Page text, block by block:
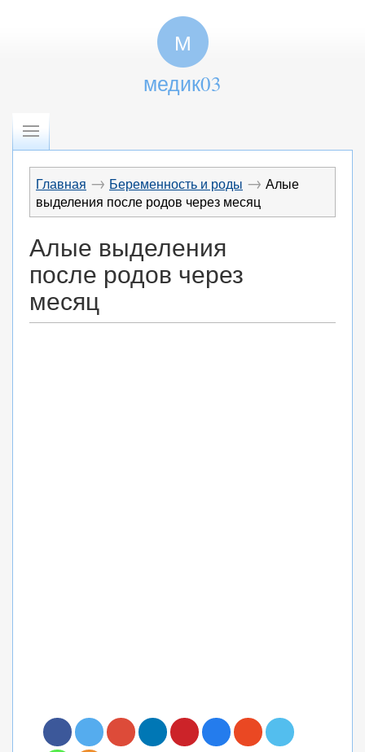
М
медик03
Главная → Беременность и роды → Алые
выделения после родов через месяц
Алые выделения
после родов через
месяц